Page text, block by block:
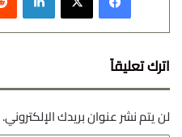
اترك تعليقاً
لن يتم نشر عنوان بريدك الإلكتروني.